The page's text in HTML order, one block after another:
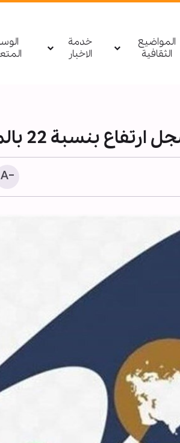
المواضيع
الثقافية
خدمة
الاخبار
بنسبة 22 بالمئة